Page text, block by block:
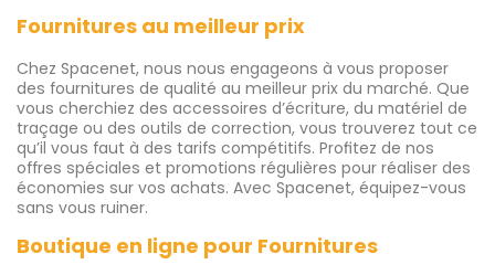
Fournitures au meilleur prix
Chez Spacenet, nous nous engageons à vous proposer
des fournitures de qualité au meilleur prix du marché. Que
vous cherchiez des accessoires d’écriture, du matériel de
traçage ou des outils de correction, vous trouverez tout ce
qu’il vous faut à des tarifs compétitifs. Profitez de nos
offres spéciales et promotions régulières pour réaliser des
économies sur vos achats. Avec Spacenet, équipez-vous
sans vous ruiner.
Boutique en ligne pour Fournitures